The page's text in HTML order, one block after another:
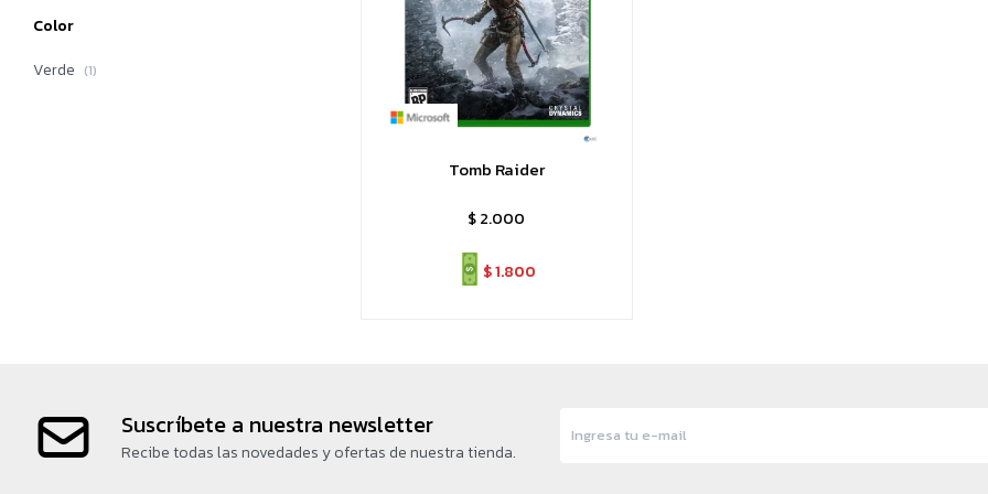
Tomb Raider
$2.000
$1.800
Color
Verde (1)
Suscríbete a nuestra newsletter
Recibe todas las novedades y ofertas de nuestra tienda.